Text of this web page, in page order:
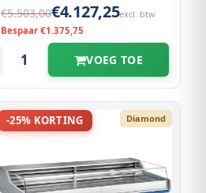
€5.503,00€4.127,25excl. btw
Bespaar €1.375,75
VOEG TOE
-25% KORTING Diamond